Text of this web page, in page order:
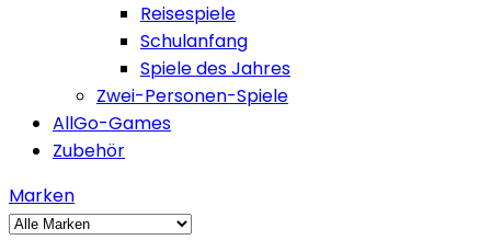
Reisespiele
Schulanfang
Spiele des Jahres
Zwei-Personen-Spiele
AllGo-Games
Zubehör
Marken